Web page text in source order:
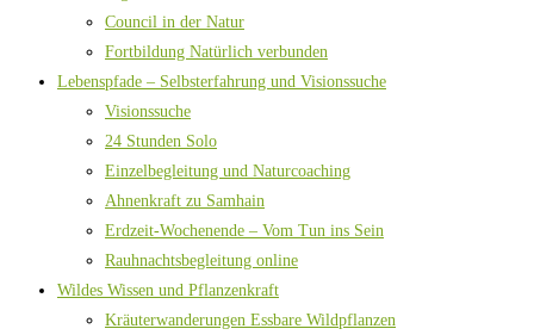
Council in der Natur
Fortbildung Natürlich verbunden
Lebenspfade – Selbsterfahrung und Visionssuche
Visionssuche
24 Stunden Solo
Einzelbegleitung und Naturcoaching
Ahnenkraft zu Samhain
Erdzeit-Wochenende – Vom Tun ins Sein
Rauhnachtsbegleitung online
Wildes Wissen und Pflanzenkraft
Kräuterwanderungen Essbare Wildpflanzen